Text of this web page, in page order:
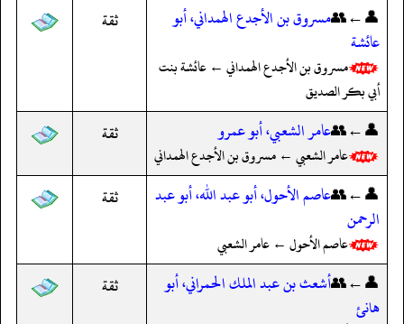
👤←👥مسروق بن الأجدع الهمداني، أبو
عائشة
مسروق بن الأجدع الهمداني ← عائشة بنت
أبي بكر الصديق
ثقة
👤←👥عامر الشعبي، أبو عمرو
عامر الشعبي ← مسروق بن الأجدع الهمداني
ثقة
👤←👥عاصم الأحول، أبو عبد الله، أبو عبد
الرحمن
عاصم الأحول ← عامر الشعبي
ثقة
👤←👥أشعث بن عبد الملك الحمراني، أبو
هانئ
ثقة